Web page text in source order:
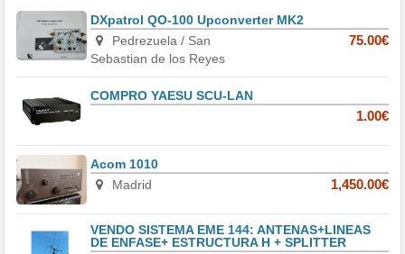
DXpatrol QO-100 Upconverter MK2
Pedrezuela / San
Sebastian de los Reyes
75.00€
COMPRO YAESU SCU-LAN
1.00€
Acom 1010
Madrid
1,450.00€
VENDO SISTEMA EME 144: ANTENAS+LINEAS
DE ENFASE+ ESTRUCTURA H + SPLITTER